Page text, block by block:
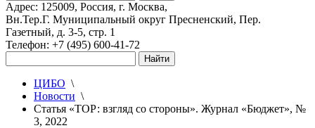
Адрес: 125009, Россия, г. Москва,
Вн.Тер.Г. Муниципальный округ Пресненский, Пер.
Газетный, д. 3-5, стр. 1
Телефон: +7 (495) 600-41-72
ЦИБО \
Новости \
Статья «ТОР: взгляд со стороны». Журнал «Бюджет», №
3, 2022